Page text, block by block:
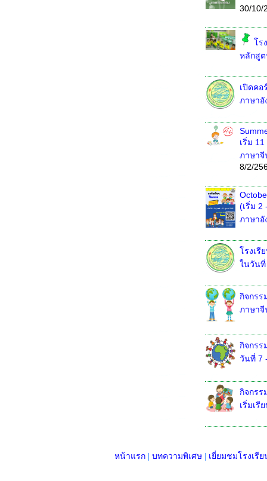
30/10/
โร
หลักสู
เปิดคอ
ภาษาอั
เริ่ม
ภาษาจี
8/2/
(เริ่ม 2
ภาษา
โรงเรี
ในวันที่
กิจกรร
ภาษาจี
กิจกรร
วันที่ 7
กิจกรร
เริ่มเ
หน้าแรก| บทความพิเศษ| เยี่ยมชมโรงเรีย